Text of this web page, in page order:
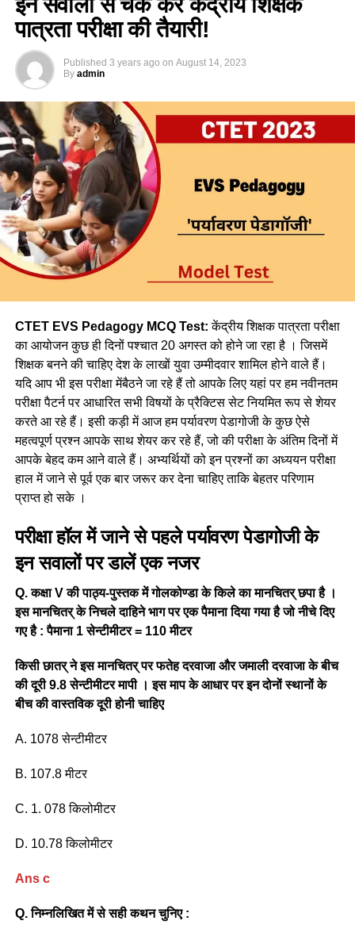
पात्रता परीक्षा की तैयारी!
Published 3 years ago on August 14, 2023
By admin
CTET EVS Pedagogy MCQ Test: केंद्रीय शिक्षक पात्रता परीक्षा
का आयोजन कुछ ही दिनों पश्चात 20 अगस्त को होने जा रहा है । जिसमें
शिक्षक बनने की चाहिए देश के लाखों युवा उम्मीदवार शामिल होने वाले हैं।
यदि आप भी इस परीक्षा मेंबैठने जा रहे हैं तो आपके लिए यहां पर हम नवीनतम
परीक्षा पैटर्न पर आधारित सभी विषयों के प्रैक्टिस सेट नियमित रूप से शेयर
करते आ रहे हैं। इसी कड़ी में आज हम पर्यावरण पेडागोजी के कुछ ऐसे
महत्वपूर्ण प्रश्न आपके साथ शेयर कर रहे हैं, जो की परीक्षा के अंतिम दिनों में
आपके बेहद कम आने वाले हैं। अभ्यर्थियों को इन प्रश्नों का अध्ययन परीक्षा
हाल में जाने से पूर्व एक बार जरूर कर देना चाहिए ताकि बेहतर परिणाम
प्राप्त हो सके ।
परीक्षा हॉल में जाने से पहले पर्यावरण पेडागोजी के
इन सवालों पर डालें एक नजर
Q. कक्षा V की पाठ्य-पुस्तक में गोलकोण्डा के किले का मानचितर् छपा है ।
इस मानचितर् के निचले दाहिने भाग पर एक पैमाना दिया गया है जो नीचे दिए
गए है : पैमाना 1 सेन्टीमीटर = 110 मीटर
किसी छातर् ने इस मानचितर् पर फतेह दरवाजा और जमाली दरवाजा के बीच
की दूरी 9.8 सेन्टीमीटर मापी । इस माप के आधार पर इन दोनों स्थानों के
बीच की वास्तविक दूरी होनी चाहिए
A. 1078 सेन्टीमीटर
B. 107.8 मीटर
C. 1. 078 किलोमीटर
D. 10.78 किलोमीटर
Ans c
Q. निम्नलिखित में से सही कथन चुनिए :